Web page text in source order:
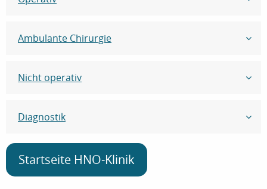
Ambulante Chirurgie
Nicht operativ
Diagnostik
Startseite HNO-Klinik